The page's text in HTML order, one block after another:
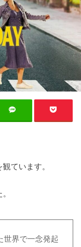
ています。
世界で一念発起